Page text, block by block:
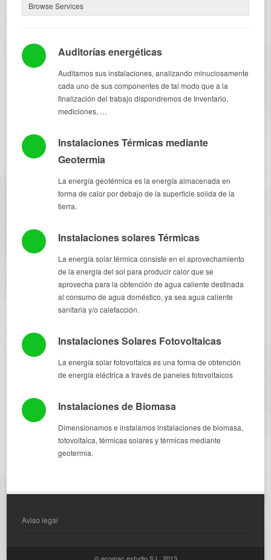
Browse Services
Auditorías energéticas
Auditamos sus instalaciones, analizando minuciosamente
cada uno de sus componentes de tal modo que a la
finalización del trabajo dispondremos de Inventario,
mediciones, …
Instalaciones Térmicas mediante
Geotermia
La energía geotérmica es la energía almacenada en
forma de calor por debajo de la superficie solida de la
tierra.
Instalaciones solares Térmicas
La energía solar térmica consiste en el aprovechamiento
de la energía del sol para producir calor que se
aprovecha para la obtención de agua caliente destinada
al consumo de agua doméstico, ya sea agua caliente
sanitaria y/o calefacción.
Instalaciones Solares Fotovoltaicas
La energía solar fotovoltaica es una forma de obtención
de energía eléctrica a través de paneles fotovoltaicos
Instalaciones de Biomasa
Dimensionamos e instalamos instalaciones de biomasa,
fotovoltaica, térmicas solares y térmicas mediante
geotermia.
Aviso legal